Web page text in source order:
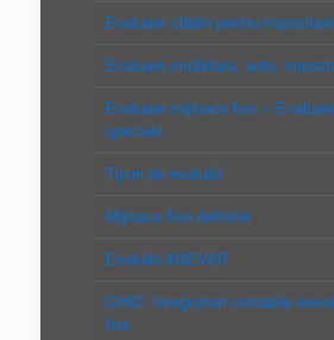
Evaluare clădiri pentru impozitare
Evaluare imobiliara, auto,
Evaluare mijloace fixe –
speciale
Tipuri de evaluări
Mijloace fixe definitie
Evaluări ANEVAR
GHID: Inregistrari contabile
fixe